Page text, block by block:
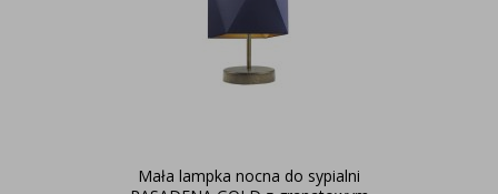
Mała lampka nocna do sypialni